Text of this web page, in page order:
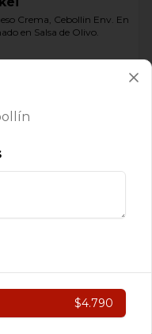
Crema, Cebollin Env. En
en Salsa de Olivo.
Acevichado
Env. En Arroz
Ceviche de Salmon,
Champiñón
y queso crema
$4.790